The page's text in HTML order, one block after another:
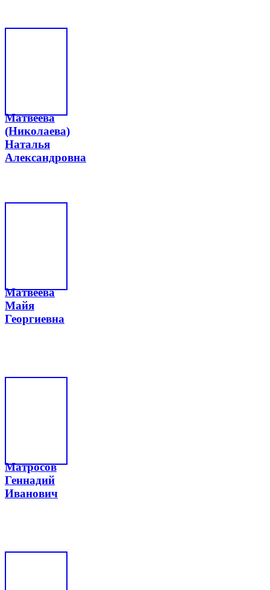
Матвеева
(Николаева)
Наталья
Александровна
Матвеева
Майя
Георгиевна
Матросов
Геннадий
Иванович